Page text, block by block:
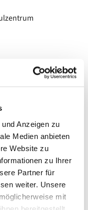
Anzeigen zu
Medien anbieten
Website zu
zu Ihrer
Partner für
weiter. Unsere
mit
und erste Räume
geförderten
im Umkreis
von 8
Elektrikern
70 Schüler ihr